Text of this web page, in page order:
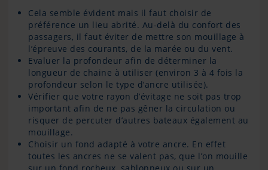
Cela semble évident mais il faut choisir de
préférence un lieu abrité. Au-delà du confort des
passagers, il faut éviter de mettre son mouillage à
l’épreuve des courants, de la marée ou du vent.
Evaluer la profondeur afin de déterminer la
longueur de chaine à utiliser (environ 3 à 4 fois la
profondeur selon le type d’ancre utilisée).
Vérifier que votre rayon d’évitage ne soit pas trop
important afin de ne pas gêner la circulation ou
risquer de percuter d’autres bateaux également au
mouillage.
Choisir un fond adapté à votre ancre. En effet
toutes les ancres ne se valent pas, que l’on mouille